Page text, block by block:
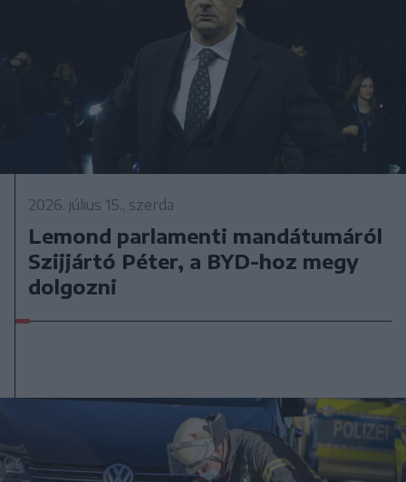
2026. július 15., szerda
Lemond parlamenti mandátumáról
Szijjártó Péter, a BYD-hoz megy
dolgozni